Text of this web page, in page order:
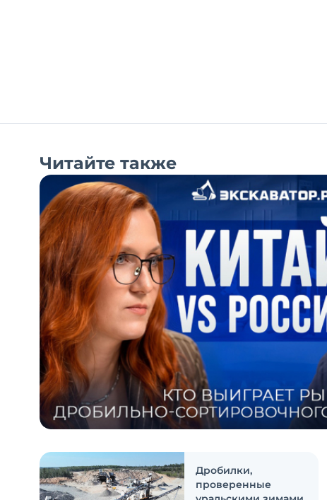
Читайте также
Дробилки,
проверенные